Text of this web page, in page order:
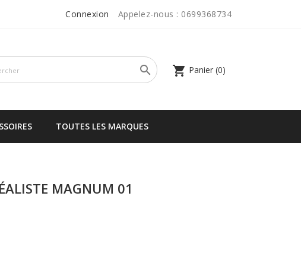
Connexion Appelez-nous : 0699368734
shopping_cart Panier (0)

TOUTES LES MARQUES
MAGNUM 01